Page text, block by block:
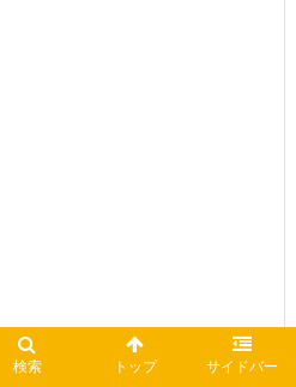
検索 トップ サイドバー